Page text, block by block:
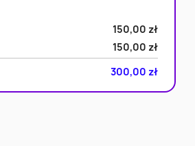
150,00 zł
150,00 zł
300,00 zł